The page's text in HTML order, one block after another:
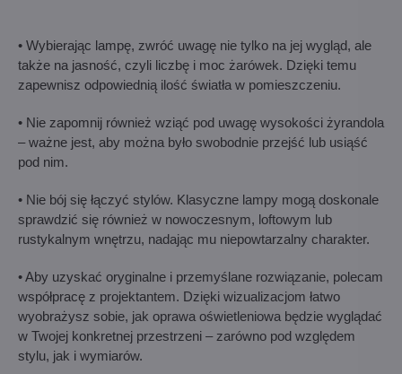
• Wybierając lampę, zwróć uwagę nie tylko na jej wygląd, ale
także na jasność, czyli liczbę i moc żarówek. Dzięki temu
zapewnisz odpowiednią ilość światła w pomieszczeniu.
• Nie zapomnij również wziąć pod uwagę wysokości żyrandola
– ważne jest, aby można było swobodnie przejść lub usiąść
pod nim.
• Nie bój się łączyć stylów. Klasyczne lampy mogą doskonale
sprawdzić się również w nowoczesnym, loftowym lub
rustykalnym wnętrzu, nadając mu niepowtarzalny charakter.
• Aby uzyskać oryginalne i przemyślane rozwiązanie, polecam
współpracę z projektantem. Dzięki wizualizacjom łatwo
wyobrażysz sobie, jak oprawa oświetleniowa będzie wyglądać
w Twojej konkretnej przestrzeni – zarówno pod względem
stylu, jak i wymiarów.